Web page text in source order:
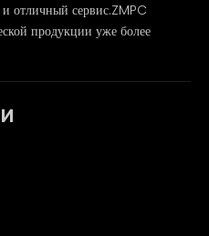
отличный сервис.ZMPC
продукции уже более